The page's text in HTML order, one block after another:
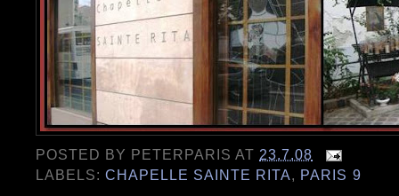
POSTED BY PETERPARIS AT 23.7.08
LABELS:CHAPELLE SAINTE RITA, PARIS 9